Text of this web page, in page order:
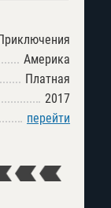
Америка
Платная
2017
перейти